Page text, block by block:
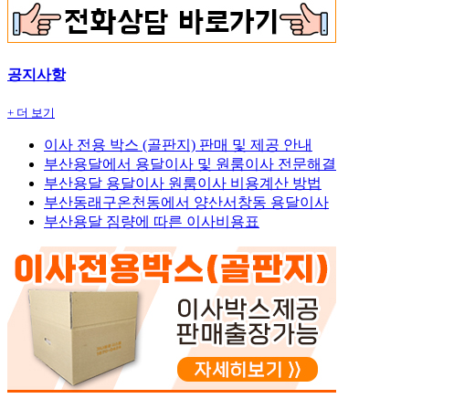
공지사항
+ 더 보기
이사 전용 박스 (골판지) 판매 및 제공 안내
부산용달에서 용달이사 및 원룸이사 전문해결
부산용달 용달이사 원룸이사 비용계산 방법
부산동래구온천동에서 양산서창동 용달이사
부산용달 짐량에 따른 이사비용표